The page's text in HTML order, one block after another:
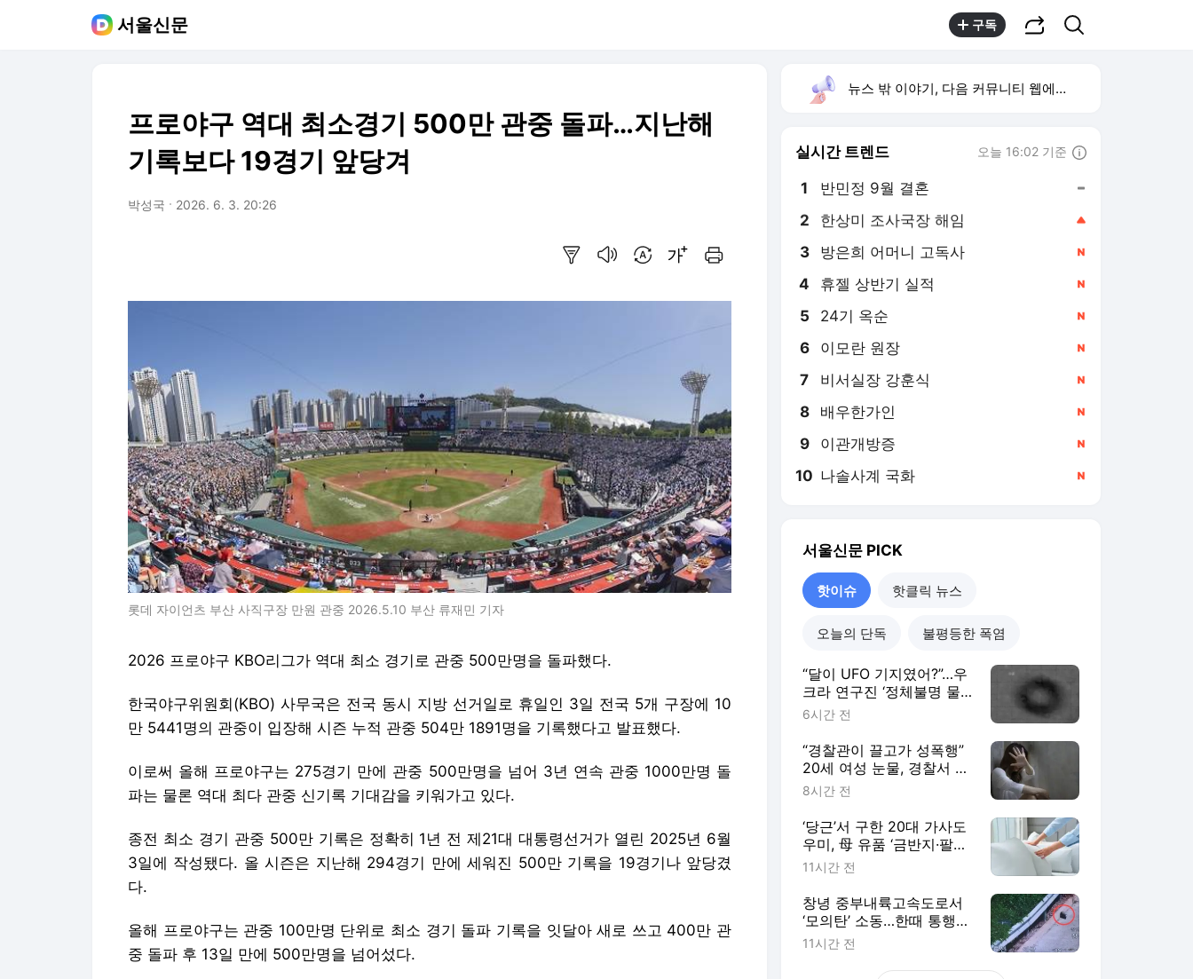
서울신문 구독
프로야구 역대 최소경기 500만 관중 돌파…지난해
기록보다 19경기 앞당겨
박성국 2026. 6. 3. 20:26
롯데 자이언츠 부산 사직구장 만원 관중 2026.5.10 부산 류재민 기자
2026 프로야구 KBO리그가 역대 최소 경기로 관중 500만명을 돌파했다.
한국야구위원회(KBO) 사무국은 전국 동시 지방 선거일로 휴일인 3일 전국 5개 구장에 10
만 5441명의 관중이 입장해 시즌 누적 관중 504만 1891명을 기록했다고 발표했다.
이로써 올해 프로야구는 275경기 만에 관중 500만명을 넘어 3년 연속 관중 1000만명 돌
파는 물론 역대 최다 관중 신기록 기대감을 키워가고 있다.
종전 최소 경기 관중 500만 기록은 정확히 1년 전 제21대 대통령선거가 열린 2025년 6월
3일에 작성됐다. 올 시즌은 지난해 294경기 만에 세워진 500만 기록을 19경기나 앞당겼
다.
올해 프로야구는 관중 100만명 단위로 최소 경기 돌파 기록을 잇달아 새로 쓰고 400만 관
중 돌파 후 13일 만에 500만명을 넘어섰다.
뉴스 밖 이야기, 다음 커뮤니티 웹에서 보기
실시간 트렌드 오늘 16:02 기준
1 반민정 9월 결혼
2 한상미 조사국장 해임
3 방은희 어머니 고독사
4 휴젤 상반기 실적
5 24기 옥순
6 이모란 원장
7 비서실장 강훈식
8 배우한가인
9 이관개방증
10 나솔사계 국화
서울신문 PICK
핫이슈 핫클릭 뉴스
오늘의 단독 불평등한 폭염
“달이 UFO 기지였어?”…우
크라 연구진 ‘정체불명 물
체 20여개’ 발견, 뭐길래
6시간 전
“경찰관이 끌고가 성폭행”
20세 여성 눈물, 경찰서 직
원 78명 전원 직무정지…
드픽]
8시간 전
‘당근’서 구한 20대 가사도
우미, 母 유품 ‘금반지·팔찌’
훔쳐 녹였다 [이슈픽]
11시간 전
창녕 중부내륙고속도로서
‘모의탄’ 소동…한때 통행
통제·차량 정체
11시간 전